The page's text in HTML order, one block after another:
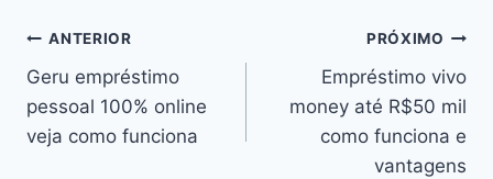
Navegação
de
Post
ANTERIOR
Geru empréstimo
pessoal 100% online
veja como funciona
PRÓXIMO
Empréstimo vivo
money até R$50 mil
como funciona e
vantagens